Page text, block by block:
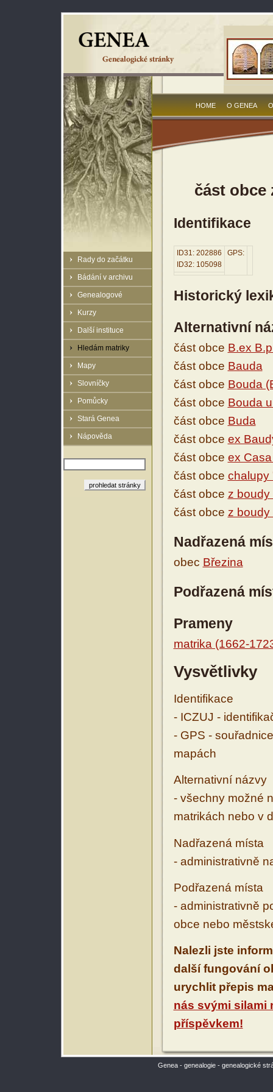
Rady do začátku
Bádání v archivu
Genealogové
Kurzy
Další instituce
Hledám matriky
Mapy
Slovníčky
Pomůcky
Stará Genea
Nápověda
HOME O GENEA
část obce
Identifikace
ID31: 202886
ID32: 105098
GPS:
Historický
Alternativní
část obce B.ex
část obce Bauda
část obce Bouda
část obce Bouda
část obce Buda
část obce ex
část obce ex
část obce chalupy
část obce z
část obce z
Nadřazená
obec Březina
Podřazená
Prameny
matrika (1662-
Vysvětlivky
Identifikace
- ICZUJ -
- GPS -
mapách
Alternativní názvy
- všechny možné
matrikách nebo v
Nadřazená místa
- administrativně
Podřazená místa
- administrativně
obce nebo
Nalezli jste
další fungování
urychlit přepis
nás svými silami
příspěvkem!
Genea - genealogie - genealogické